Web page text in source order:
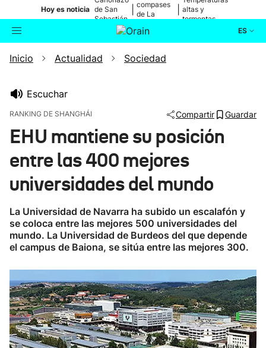
Hoy es noticia de San
Sebastián
compases
de La
altas y
tormentas
ES
Buscador Actualidad
Ikusmiran
Eguraldia
Inicio Actualidad Sociedad
Escuchar
RANKING DE SHANGHÁI Compartir Guardar
EHU mantiene su posición
entre las 400 mejores
universidades del mundo
La Universidad de Navarra ha subido un escalafón y
se coloca entre las mejores 500 universidades del
mundo. La Universidad de Burdeos del que depende
el campus de Baiona, se sitúa entre las mejores 300.